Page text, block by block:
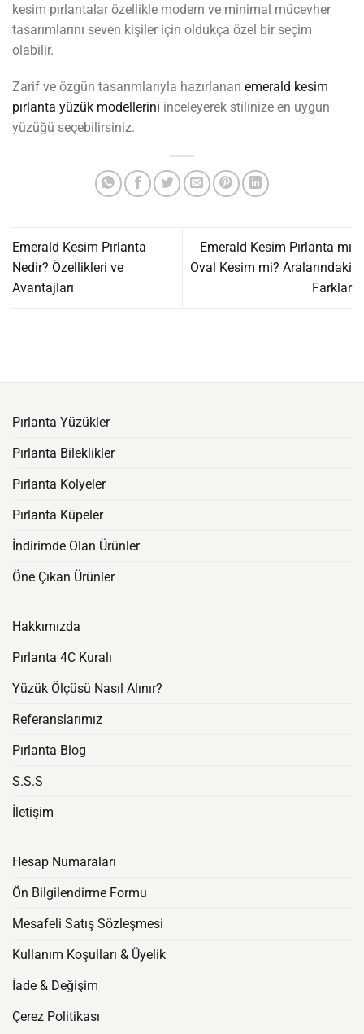
kesim pırlantalar özellikle modern ve minimal mücevher
tasarımlarını seven kişiler için oldukça özel bir seçim
olabilir.
Zarif ve özgün tasarımlarıyla hazırlanan emerald kesim
pırlanta yüzük modellerini inceleyerek stilinize en uygun
yüzüğü seçebilirsiniz.
Emerald Kesim Pırlanta
Nedir? Özellikleri ve
Avantajları
Emerald Kesim Pırlanta mı
Oval Kesim mi? Aralarındaki
Farklar
Pırlanta Yüzükler
Pırlanta Bileklikler
Pırlanta Kolyeler
Pırlanta Küpeler
İndirimde Olan Ürünler
Öne Çıkan Ürünler
Hakkımızda
Pırlanta 4C Kuralı
Yüzük Ölçüsü Nasıl Alınır?
Referanslarımız
Pırlanta Blog
S.S.S
İletişim
Hesap Numaraları
Ön Bilgilendirme Formu
Mesafeli Satış Sözleşmesi
Kullanım Koşulları & Üyelik
İade & Değişim
Çerez Politikası